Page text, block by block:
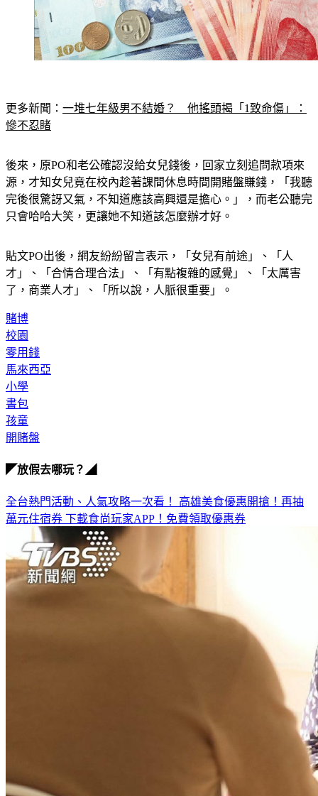
更多新聞： 一堆七年級男不結婚？　他搖頭揭「1致命傷」：
慘不忍睹
後來，原PO和老公確認沒給女兒錢後，回家立刻追問款項來
源，才知女兒竟在校內趁著課間休息時間開賭盤賺錢，「我聽
完後很驚訝又氣，不知道應該高興還是擔心。」，而老公聽完
只會哈哈大笑，更讓她不知道該怎麼辦才好。
貼文PO出後，網友紛紛留言表示，「女兒有前途」、「人
才」、「合情合理合法」、「有點複雜的感覺」、「太厲害
了，商業人才」、「所以說，人脈很重要」。
賭博
校園
零用錢
馬來西亞
小學
書包
孩童
開賭盤
◤放假去哪玩？◢
全台熱門活動、人氣攻略一次看！ 高雄美食優惠開搶！再抽
萬元住宿券 下載食尚玩家APP！免費領取優惠券